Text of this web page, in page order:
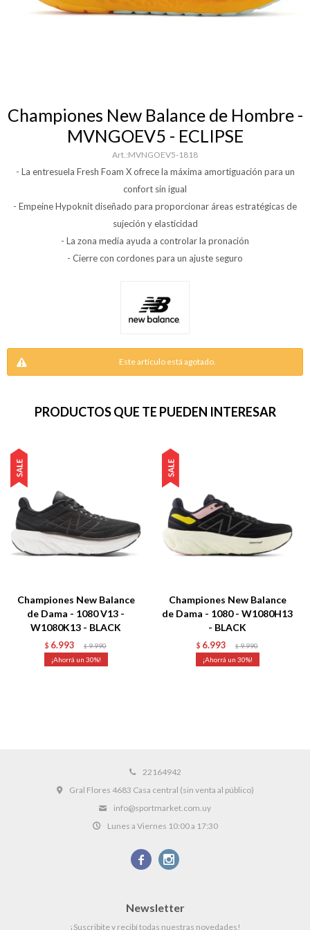
Championes New Balance de Hombre -
MVNGOEV5 - ECLIPSE
MVNGOEV5-1818
- La entresuela Fresh Foam X ofrece la máxima amortiguación para un
confort sin igual
- Empeine Hypoknit diseñado para proporcionar áreas estratégicas de
sujeción y elasticidad
- La zona media ayuda a controlar la pronación
- Cierre con cordones para un ajuste seguro
Este artículo está agotado.
PRODUCTOS QUE TE PUEDEN INTERESAR
Championes New Balance
de Dama - 1080 V13 -
W1080K13 - BLACK
$ 6.993 $ 9.990
30
Championes New Balance
de Dama - 1080 - W1080H13
- BLACK
$ 6.993 $ 9.990
30
22164942
Gral Flores 4683 Casa central (sin venta al público)
info@sportmarket.com.uy
Lunes a Viernes 10:00 a 17:30
 
Newsletter
¡Suscribite y recibí todas nuestras novedades!